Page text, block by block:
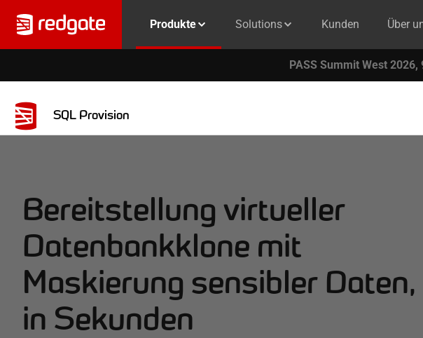
Produkte Solutions Kunden Über
PASS Summit West
SQL Provision
Bereitstellung virtueller
Datenbankklone mit
Maskierung sensibler Daten,
in Sekunden